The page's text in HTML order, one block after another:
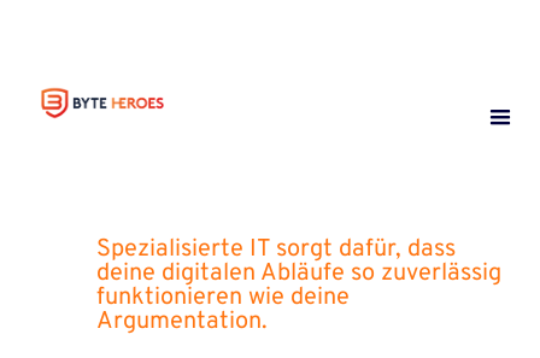
Spezialisierte IT sorgt dafür, dass
deine digitalen Abläufe so zuverlässig
funktionieren wie deine
Argumentation.